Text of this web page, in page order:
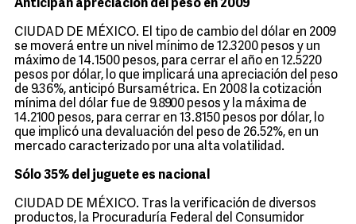
Anticipan apreciación del peso en 2009
CIUDAD DE MÉXICO. El tipo de cambio del dólar en 2009
se moverá entre un nivel mínimo de 12.3200 pesos y un
máximo de 14.1500 pesos, para cerrar el año en 12.5220
pesos por dólar, lo que implicará una apreciación del peso
de 9.36%, anticipó Bursamétrica. En 2008 la cotización
mínima del dólar fue de 9.8900 pesos y la máxima de
14.2100 pesos, para cerrar en 13.8150 pesos por dólar, lo
que implicó una devaluación del peso de 26.52%, en un
mercado caracterizado por una alta volatilidad.
Sólo 35% del juguete es nacional
CIUDAD DE MÉXICO. Tras la verificación de diversos
productos, la Procuraduría Federal del Consumidor